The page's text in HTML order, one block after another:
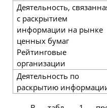
Деятельность,
с раскрытием
информации на рынке
ценных бумаг
Рейтинговые
организации
Деятельность по
раскрытию